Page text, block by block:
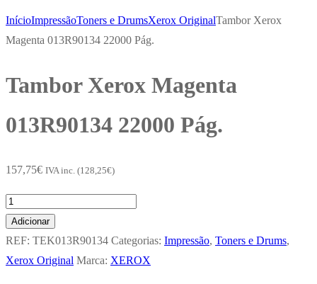
InícioImpressãoToners e DrumsXerox OriginalTambor Xerox
Magenta 013R90134 22000 Pág.
Tambor Xerox Magenta
013R90134 22000 Pág.
157,75€ IVA inc. (128,25€)
Quantidade
de
Tambor
Xerox
Adicionar
REF: TEK013R90134 Categorias: Impressão, Toners e Drums,
Xerox Original Marca: XEROX